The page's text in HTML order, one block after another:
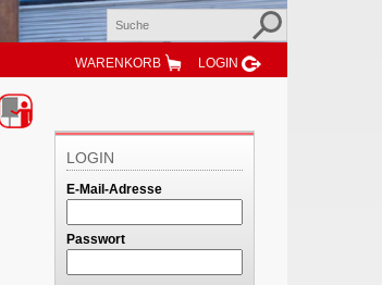
WARENKORB LOGIN
LOGIN
E-Mail-Adresse
Passwort